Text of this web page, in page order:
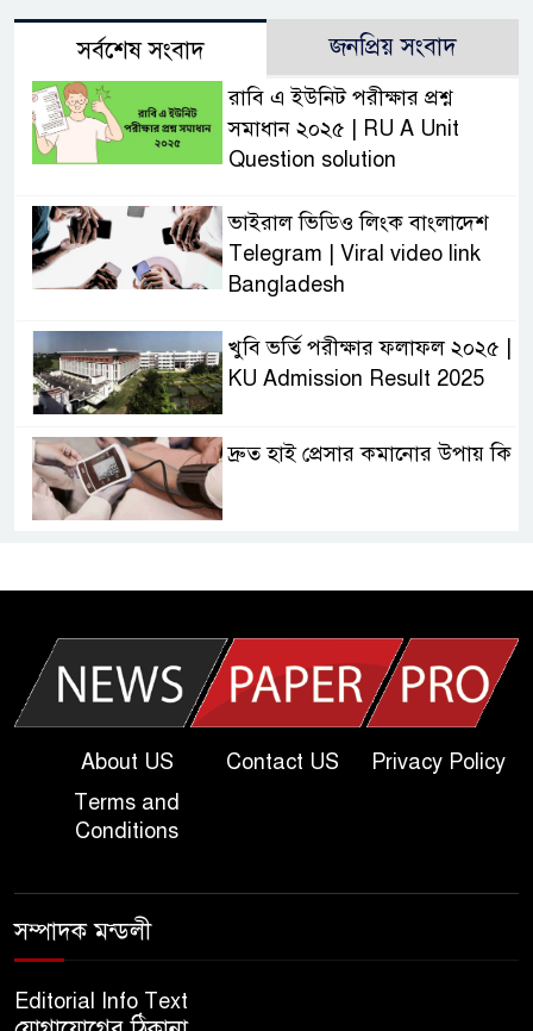
সর্বশেষ সংবাদ জনপ্রিয় সংবাদ
রাবি এ ইউনিট পরীক্ষার প্রশ্ন
সমাধান ২০২৫ | RU A Unit
Question solution
ভাইরাল ভিডিও লিংক বাংলাদেশ
Telegram | Viral video link
Bangladesh
খুবি ভর্তি পরীক্ষার ফলাফল ২০২৫ |
KU Admission Result 2025
দ্রুত হাই প্রেসার কমানোর উপায় কি
| Today Dakhil Exam
খুবি সি ইউনিট ভর্তি পরীক্ষার প্রশ্ন
২০২৫ | KU C Unit Admission
Question
About US Contact US
Privacy Policy
Terms and
Conditions
সম্পাদক মন্ডলী
Editorial Info Text